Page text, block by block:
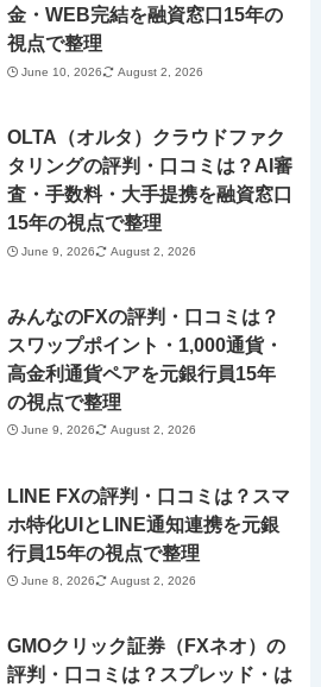
金・WEB完結を融資窓口15年の
視点で整理
June 10, 2026 August 2, 2026
OLTA（オルタ）クラウドファク
タリングの評判・口コミは？AI審
査・手数料・大手提携を融資窓口
15年の視点で整理
June 9, 2026 August 2, 2026
みんなのFXの評判・口コミは？
スワップポイント・1,000通貨・
高金利通貨ペアを元銀行員15年
の視点で整理
June 9, 2026 August 2, 2026
LINE FXの評判・口コミは？スマ
ホ特化UIとLINE通知連携を元銀
行員15年の視点で整理
June 8, 2026 August 2, 2026
GMOクリック証券（FXネオ）の
評判・口コミは？スプレッド・は